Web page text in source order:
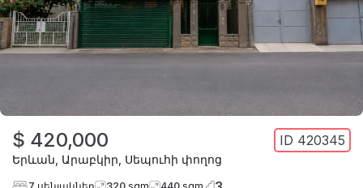
$ 420,000 ID 420345
Երևան Արաբկիր Սեպուհի փողոց